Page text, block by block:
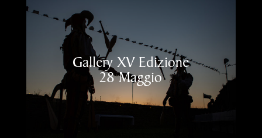
Gallery XV Edizione
28 Maggio